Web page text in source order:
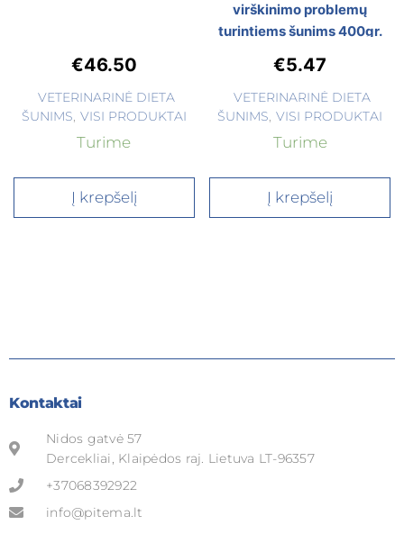
€46.50
VETERINARINĖ DIETA
ŠUNIMS VISI PRODUKTAI
Turime
Į krepšelį
virškinimo problemų
turintiems šunims 400gr.
€5.47
VETERINARINĖ DIETA
ŠUNIMS VISI PRODUKTAI
Turime
Į krepšelį
Kontaktai
Nidos gatvė 57
Dercekliai, Klaipėdos raj. Lietuva LT-96357
+37068392922
info@pitema.lt